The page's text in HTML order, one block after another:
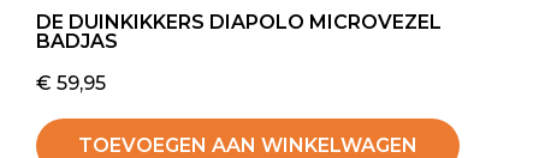
DE DUINKIKKERS DIAPOLO MICROVEZEL
BADJAS
€ 59,95
TOEVOEGEN AAN WINKELWAGEN